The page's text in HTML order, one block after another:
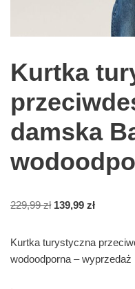
Kurtka
damska
229,99zł 139,99 zł
Kurtka turystyczna
wodoodporna – wyprzedaż